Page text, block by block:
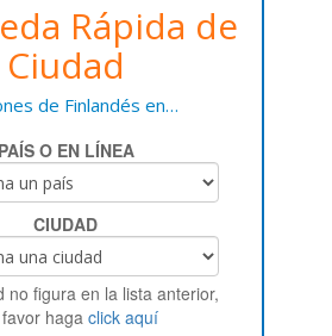
Rápida de
Ciudad
de Finlandés en…
PAÍS O EN LÍNEA
CIUDAD
no figura en la lista anterior,
hagaclick aquí